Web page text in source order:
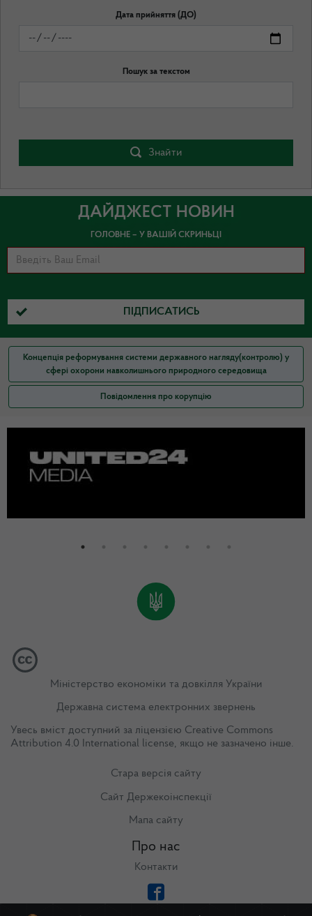
Дата прийняття (ДО)
Пошук за текстом
Знайти
ДАЙДЖЕСТ НОВИН
ГОЛОВНЕ – У ВАШІЙ СКРИНЬЦІ
ПІДПИСАТИСЬ
Концепція реформування системи державного нагляду(контролю) у
сфері охорони навколишнього природного середовища
Повідомлення про корупцію
Міністерство економіки та довкілля України
Державна система електронних звернень
Увесь вміст доступний за ліцензією Creative Commons
Attribution 4.0 International license, якщо не зазначено інше.
Стара версія сайту
Сайт Держекоінспекції
Мапа сайту
Про нас
Контакти